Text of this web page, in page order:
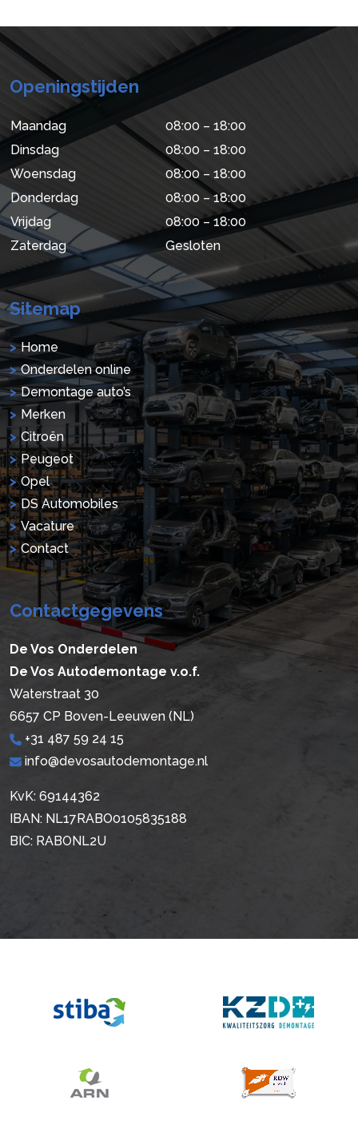
Openingstijden
Maandag
08:00 – 18:00
Dinsdag
08:00 – 18:00
Woensdag
08:00 – 18:00
Donderdag
08:00 – 18:00
Vrijdag
08:00 – 18:00
Zaterdag
Gesloten
Sitemap
Home
Onderdelen online
Demontage auto’s
Merken
Citroën
Peugeot
Opel
DS Automobiles
Vacature
Contact
Contactgegevens
De Vos Onderdelen
De Vos Autodemontage v.o.f.
Waterstraat 30
6657 CP Boven-Leeuwen (NL)
+31 487 59 24 15
info@devosautodemontage.nl
KvK: 69144362
IBAN: NL17RABO0105835188
BIC: RABONL2U